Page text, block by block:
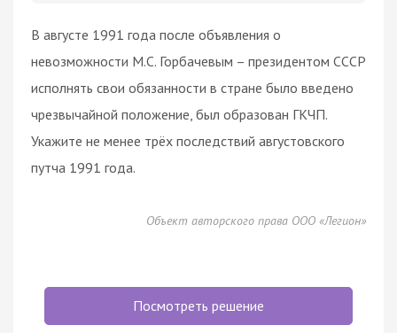
В августе 1991 года после объявления о
невозможности М.С. Горбачевым – президентом СССР
исполнять свои обязанности в стране было введено
чрезвычайной положение, был образован ГКЧП.
Укажите не менее трёх последствий августовского
путча 1991 года.
Объект авторского права ООО «Легион»
Посмотреть решение